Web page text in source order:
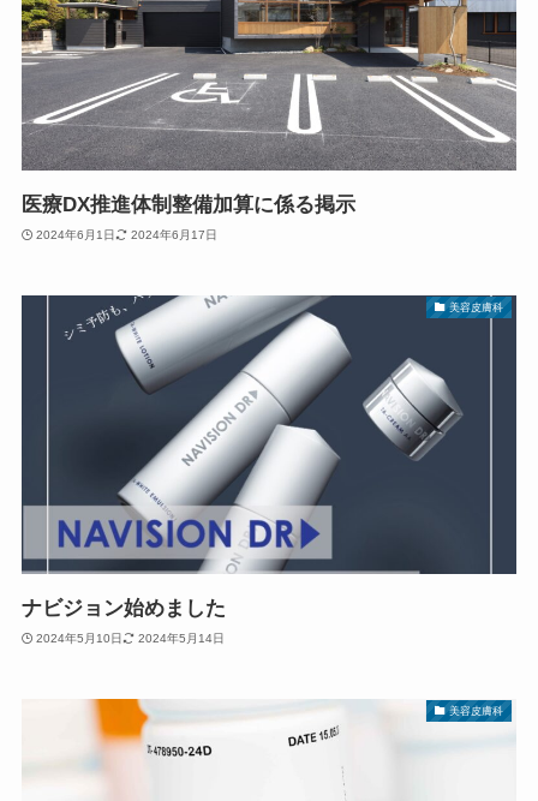
医療DX推進体制整備加算に係る掲示
2024年6月1日 2024年6月17日
美容皮膚科
ナビジョン始めました
2024年5月10日 2024年5月14日
美容皮膚科